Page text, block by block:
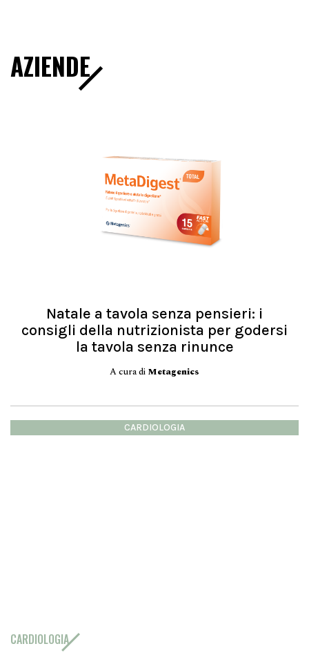
AZIENDE
Natale a tavola senza pensieri: i
consigli della nutrizionista per godersi
la tavola senza rinunce
A cura di Metagenics
CARDIOLOGIA
CARDIOLOGIA